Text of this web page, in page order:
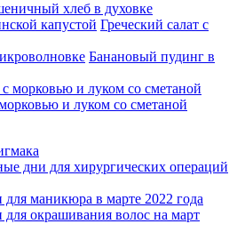
хлеб в духовке
Греческий салат с
Банановый пудинг в
и луком со сметаной
дни для хирургических операций
маникюра в марте 2022 года
окрашивания волос на март